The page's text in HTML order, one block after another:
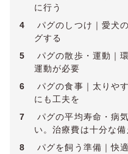
に行う
4
パグのしつけ｜愛犬
グする
5
パグの散歩・運動｜
運動が必要
6
パグの食事｜太りや
にも工夫を
7
パグの平均寿命・病
い。治療費は十分な備
8
パグを飼う準備｜快